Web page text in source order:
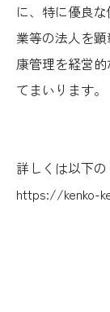
に、特に優良
業等の法人を
康管理を経営
てまいります。
詳しくは以下
https://kenko-